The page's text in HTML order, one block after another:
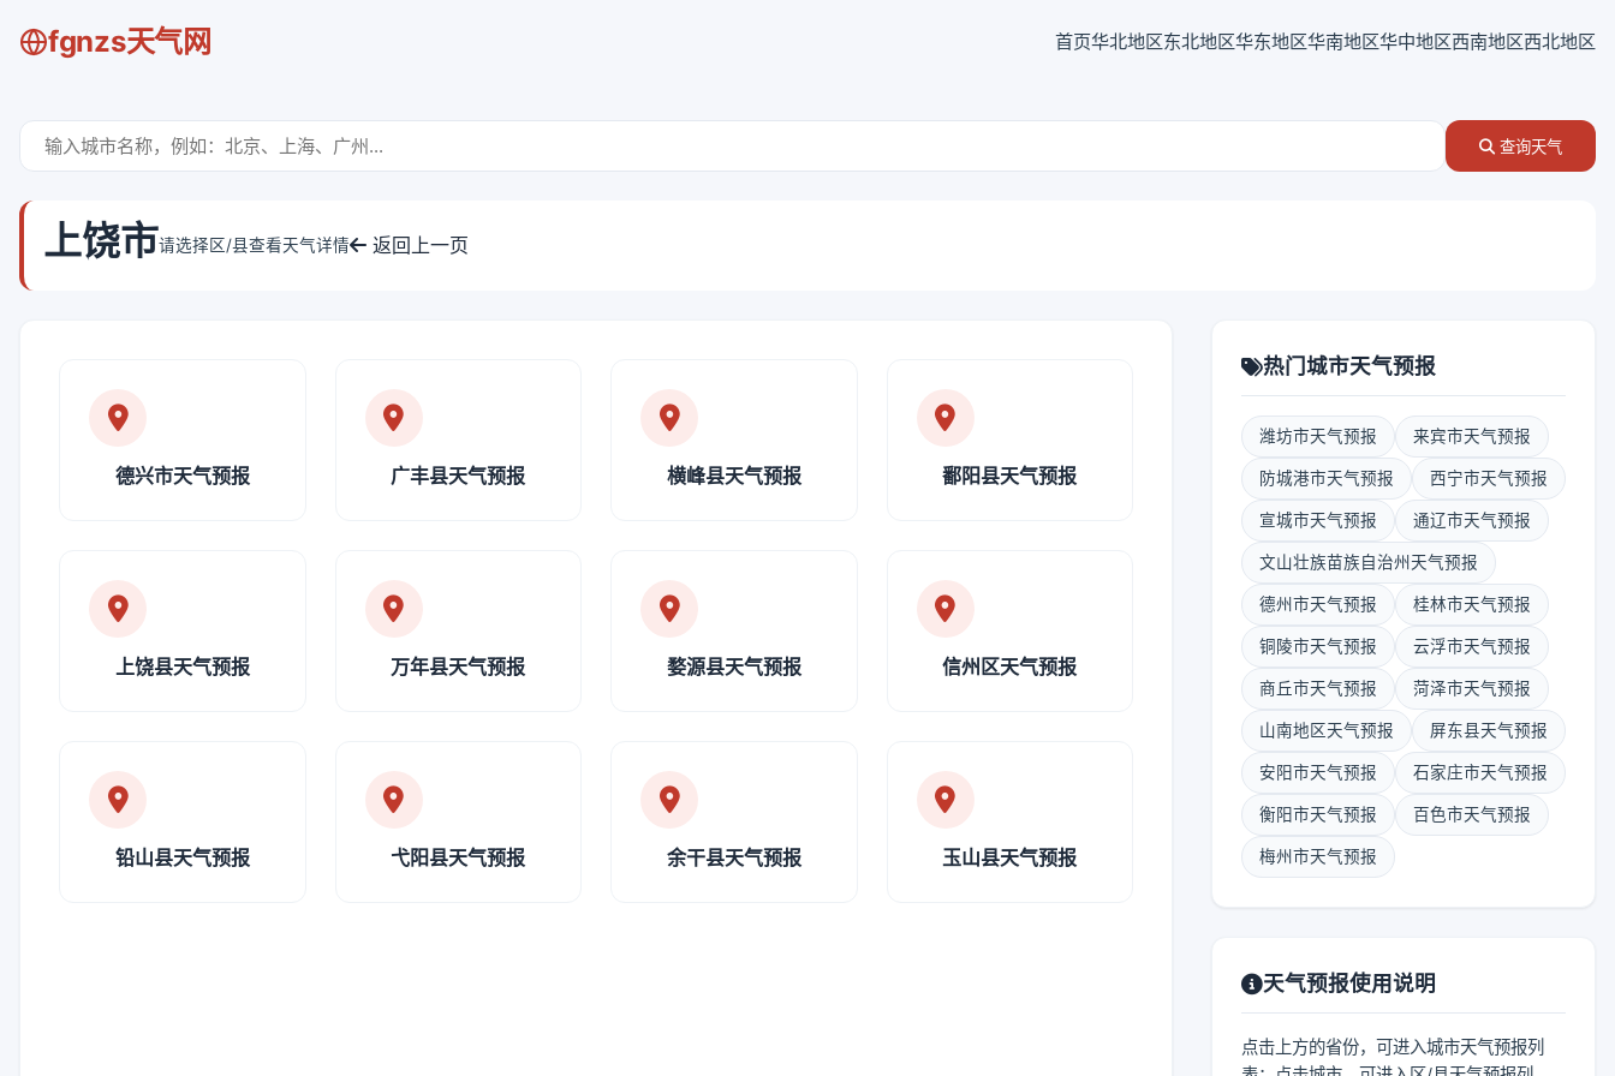
fgnzs天气网 首页华北地区东北地区华东地区华南地区华中地区西南地区西北地区
查询天气
上饶市请选择区/县查看天气详情 返回上一页
德兴市天气预报 广丰县天气预报 横峰县天气预报 鄱阳县天气预报
上饶县天气预报 万年县天气预报 婺源县天气预报 信州区天气预报
铅山县天气预报 弋阳县天气预报 余干县天气预报 玉山县天气预报
热门城市天气预报
潍坊市天气预报 来宾市天气预报
防城港市天气预报 西宁市天气预报
宣城市天气预报 通辽市天气预报
文山壮族苗族自治州天气预报
德州市天气预报 桂林市天气预报
铜陵市天气预报 云浮市天气预报
商丘市天气预报 菏泽市天气预报
山南地区天气预报 屏东县天气预报
安阳市天气预报 石家庄市天气预报
衡阳市天气预报 百色市天气预报
梅州市天气预报
天气预报使用说明
点击上方的省份，可进入城市天气预报列